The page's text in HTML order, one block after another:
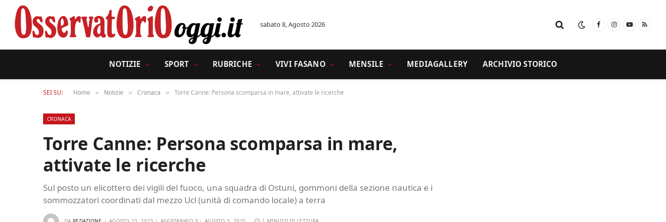
sabato 8, Agosto 2026 FacebookInstagram
YouTube
RSS
NOTIZIE SPORT RUBRICHE VIVI FASANO MENSILE MEDIAGALLERY ARCHIVIO STORICO
SEI SU: Home » Notizie » Cronaca » Torre Canne: Persona scomparsa in mare, attivate le ricerche
CRONACA
Torre Canne: Persona scomparsa in mare,
attivate le ricerche
Sul posto un elicottero dei vigili del fuoco, una squadra di Ostuni, gommoni della sezione nautica e i
sommozzatori coordinati dal mezzo Ucl (unità di comando locale) a terra